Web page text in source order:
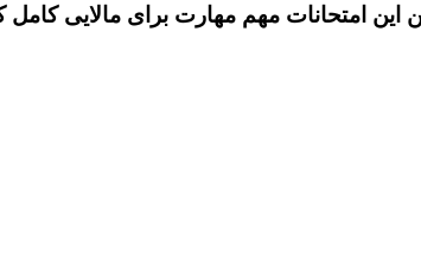
امتحانات مهم مهارت برای مالایی کامل